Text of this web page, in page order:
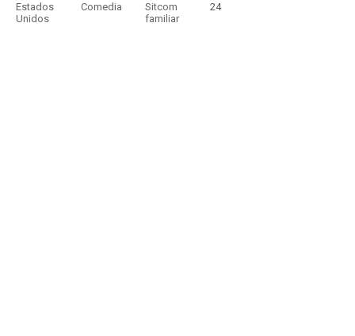
Estados
Unidos
Comedia
Sitcom
familiar
24